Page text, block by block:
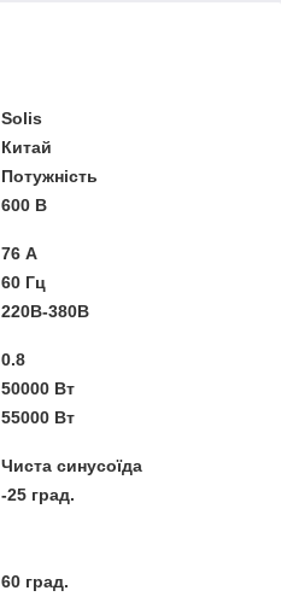
Solis
Китай
Потужність
600 В
76 А
60 Гц
220В-380В
0.8
50000 Вт
55000 Вт
Чиста синусоїда
-25 град.
60 град.